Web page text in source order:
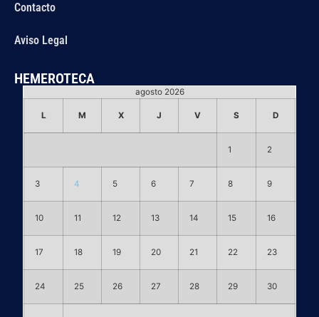
Contacto
Aviso Legal
HEMEROTECA
agosto 2026
L M X J V S D
1 2
3 4 5 6 7 8 9
10 11 12 13 14 15 16
17 18 19 20 21 22 23
24 25 26 27 28 29 30